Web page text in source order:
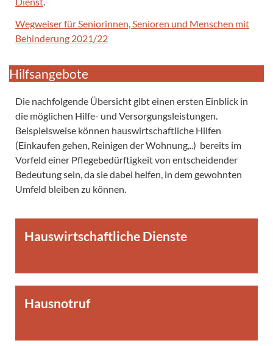
Wegweiser für Seniorinnen, Senioren und Menschen mit
Behinderung 2021/22
Hilfsangebote
Die nachfolgende Übersicht gibt einen ersten Einblick in
die möglichen Hilfe- und Versorgungsleistungen.
Beispielsweise können hauswirtschaftliche Hilfen
(Einkaufen gehen, Reinigen der Wohnung,..) bereits im
Vorfeld einer Pflegebedürftigkeit von entscheidender
Bedeutung sein, da sie dabei helfen, in dem gewohnten
Umfeld bleiben zu können.
Hauswirtschaftliche Dienste
Hausnotruf